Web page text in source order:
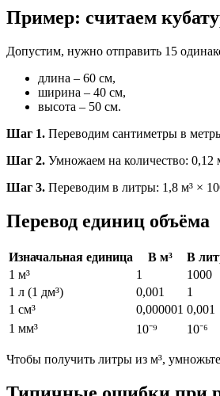
Пример: считаем
Допустим, нужно отправить 15
длина – 60 см,
ширина – 40 см,
высота – 50 см.
Шаг 1. Переводим сантиметры в
Шаг 2. Умножаем на количество: 0,12
Шаг 3. Переводим в литры: 1,8 м³ ×
Перевод единиц объёма
Изначальная единица В м³ В
1 м³
1 1000
1 л (1 дм³)
0,001 1
1 см³
0,000001 0,001
1 мм³
10⁻⁹ 10⁻⁶
Чтобы получить литры из м³,